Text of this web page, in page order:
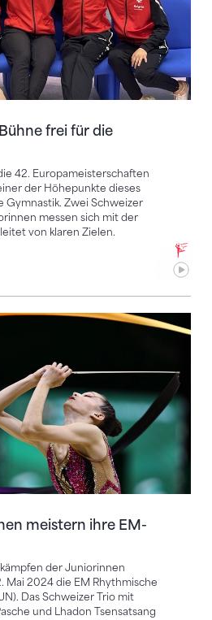
frei für die
42. Europameisterschaften
der Höhepunkte dieses
Gymnastik. Zwei Schweizer
messen sich mit der
von klaren Zielen.
meistern ihre EM-
der Juniorinnen
2024 die EM Rhythmische
Das Schweizer Trio mit
und Lhadon Tsensatsang
meistern ihre EM-Premiere